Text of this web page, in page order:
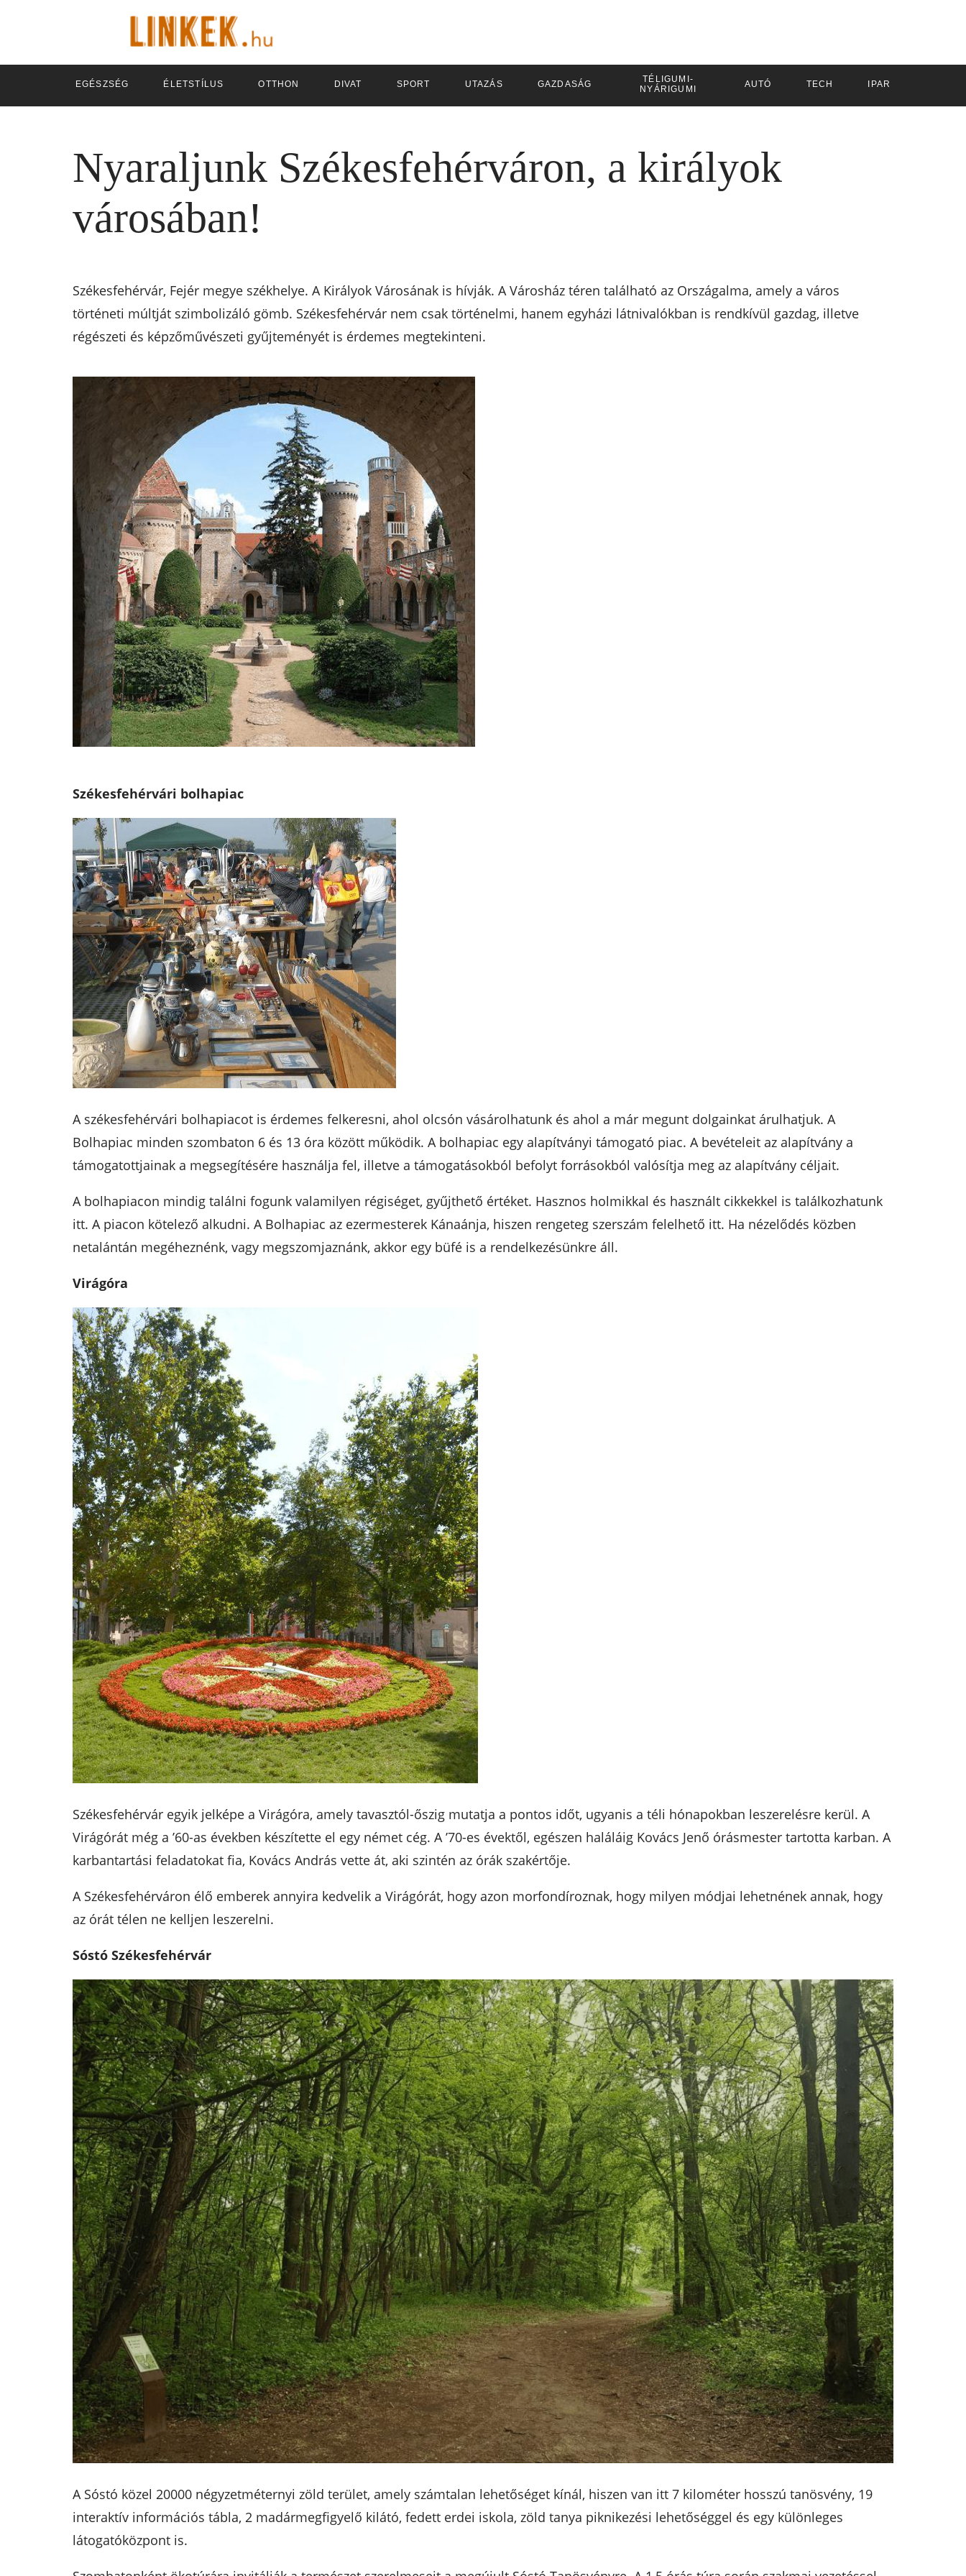
EGÉSZSÉG ÉLETSTÍLUS OTTHON DIVAT SPORT UTAZÁS GAZDASÁG
TÉLIGUMI-
NYÁRIGUMI
AUTÓ TECH IPAR
Nyaraljunk Székesfehérváron, a királyok
városában!
Székesfehérvár, Fejér megye székhelye. A Királyok Városának is hívják. A Városház téren található az Országalma, amely a város
történeti múltját szimbolizáló gömb. Székesfehérvár nem csak történelmi, hanem egyházi látnivalókban is rendkívül gazdag, illetve
régészeti és képzőművészeti gyűjteményét is érdemes megtekinteni.
Székesfehérvári bolhapiac
A székesfehérvári bolhapiacot is érdemes felkeresni, ahol olcsón vásárolhatunk és ahol a már megunt dolgainkat árulhatjuk. A
Bolhapiac minden szombaton 6 és 13 óra között működik. A bolhapiac egy alapítványi támogató piac. A bevételeit az alapítvány a
támogatottjainak a megsegítésére használja fel, illetve a támogatásokból befolyt forrásokból valósítja meg az alapítvány céljait.
A bolhapiacon mindig találni fogunk valamilyen régiséget, gyűjthető értéket. Hasznos holmikkal és használt cikkekkel is találkozhatunk
itt. A piacon kötelező alkudni. A Bolhapiac az ezermesterek Kánaánja, hiszen rengeteg szerszám felelhető itt. Ha nézelődés közben
netalántán megéheznénk, vagy megszomjaznánk, akkor egy büfé is a rendelkezésünkre áll.
Virágóra
Székesfehérvár egyik jelképe a Virágóra, amely tavasztól-őszig mutatja a pontos időt, ugyanis a téli hónapokban leszerelésre kerül. A
Virágórát még a ’60-as években készítette el egy német cég. A ’70-es évektől, egészen haláláig Kovács Jenő órásmester tartotta karban. A
karbantartási feladatokat fia, Kovács András vette át, aki szintén az órák szakértője.
A Székesfehérváron élő emberek annyira kedvelik a Virágórát, hogy azon morfondíroznak, hogy milyen módjai lehetnének annak, hogy
az órát télen ne kelljen leszerelni.
Sóstó Székesfehérvár
A Sóstó közel 20000 négyzetméternyi zöld terület, amely számtalan lehetőséget kínál, hiszen van itt 7 kilométer hosszú tanösvény, 19
interaktív információs tábla, 2 madármegfigyelő kilátó, fedett erdei iskola, zöld tanya piknikezési lehetőséggel és egy különleges
látogatóközpont is.